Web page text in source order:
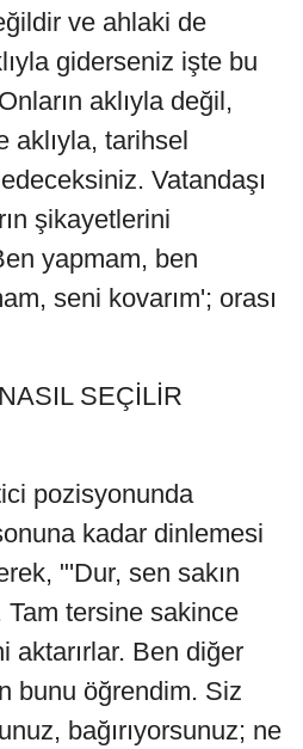
ve ahlaki de
giderseniz işte bu
aklıyla değil,
aklıyla, tarihsel
Vatandaşı
şikayetlerini
yapmam, ben
seni kovarım'; orası
SEÇİLİR
pozisyonunda
kadar dinlemesi
"'Dur, sen sakın
tersine sakince
aktarırlar. Ben diğer
bunu öğrendim. Siz
bağırıyorsunuz; ne